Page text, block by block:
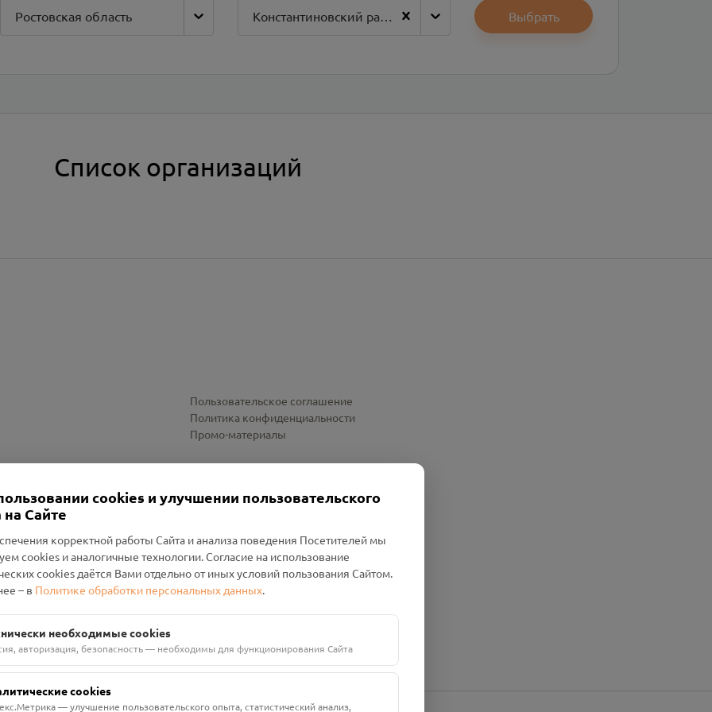
Ростовская область Константиновский район Выбрать
Список организаций
Пользовательское соглашение
Политика конфиденциальности
Промо-материалы
Проект Помним»
Руднянский, г. Рудня, улица Западная, д. 26А, пом. 18
БАНК"
cookies и улучшении пользовательского
Сайте
корректной работы Сайта и анализа поведения Посетителей мы
cookies и аналогичные технологии. Согласие на использование
cookies даётся Вами отдельно от иных условий пользования Сайтом.
– в Политике обработки персональных данных.
необходимые cookies
авторизация, безопасность — необходимы для функционирования Сайта
cookies
— улучшение пользовательского опыта, статистический анализ,